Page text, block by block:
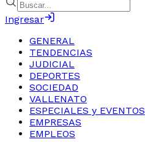
Ingresar
GENERAL
TENDENCIAS
JUDICIAL
DEPORTES
SOCIEDAD
VALLENATO
ESPECIALES y EVENTOS
EMPRESAS
EMPLEOS